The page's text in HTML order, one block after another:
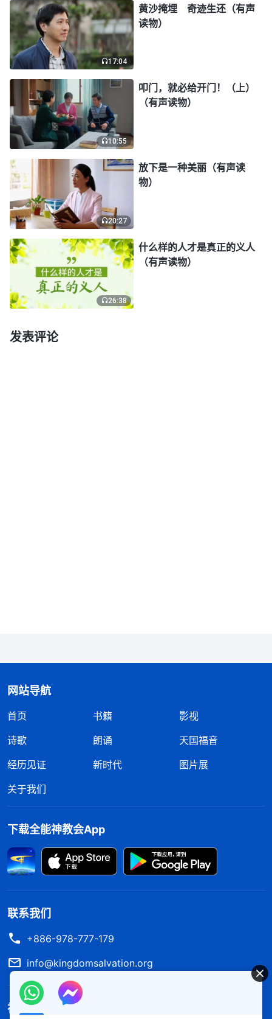
吃完早饭，丈夫又去看书了。我心想：他怎么就
不叫上我一起看呢？我在门口站了半天，可丈夫一直
埋头看书，并没有注意到我。我就在厨房走来走去，
心里特别着急，很想看看这书里的话。于是，我把头
探到屋里，看到丈夫还在那儿埋头看书呢。我也想进
去看，可是一想到弟兄姊妹多次来传我，都被我拒绝
了，我要是主动去看，丈夫会不会说我呢？如果他说
我，我的脸往哪儿放啊！想到这儿，我又把头缩了回
来。我在外屋来回踱步，想起丈夫早上读的话，我就
更着急了，心想：不行，我还得进去，看看那书里到
底讲的是什么内容。可我走到门口又退了出来，我如
同热锅上的蚂蚁一样不知如何是好。最后一狠心：
唉！他说就说吧！谁让我那时把话说得那样绝，还不
听丈夫的劝呢！于是，我硬着头皮走进屋里，鼓足勇
气尴尬地说：“咱俩看呗！”他抬头看了我一眼，显得
时，我的心特别受感动，丈夫也没像我想象的那样说
这些话也没有离开圣经啊！只是比圣经里说得更清
经就是离开主道”，这话也不符合事实啊？我在心里
祷告：“神哪！这是咋回事啊，愿你开启引导我，使
我能明白你的心意……”
后来，我看到全能神的话说：“
多少年来，人的
传统信法（就是世界三大教派中
的信法）就是
看圣经，离开圣经就不叫信主，离开圣经就是邪教，
17:04
黄沙掩埋 奇迹生还（有声
读物）
10:55
叩门，就必给开门！（上）
（有声读物）
20:27
放下是一种美丽（有声读
物）
26:38
什么样的人才是真正的义人
（有声读物）
发表评论
网站导航
首页 书籍
影视
诗歌
朗诵
天国福音
经历见证
新时代
图片展
关于我们
下载全能神教会App
联系我们
+886-978-777-179
info@kingdomsalvation.org
神的国度降临了